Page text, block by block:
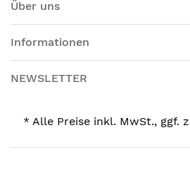
Über uns
Informationen
NEWSLETTER
* Alle Preise inkl. MwSt., ggf.